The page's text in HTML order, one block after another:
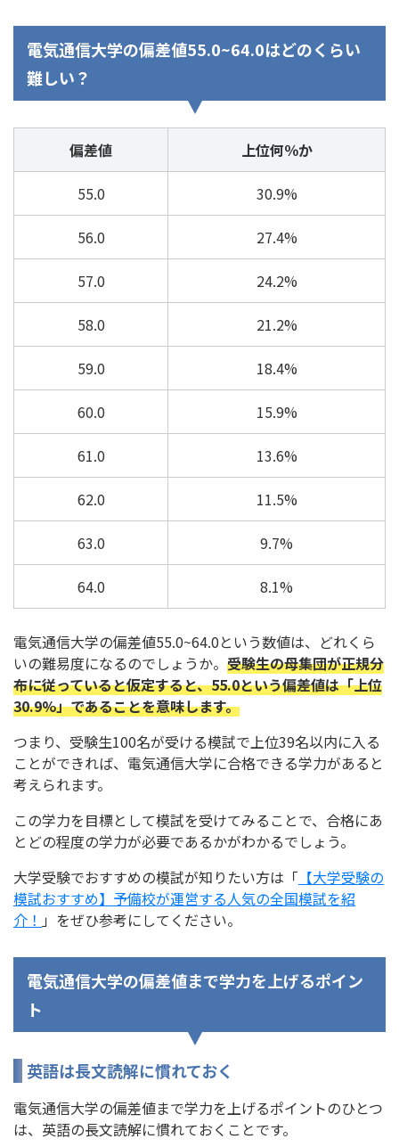
電気通信大学の偏差値55.0~64.0はどのくらい
難しい？
偏差値 上位何％か
55.0 30.9%
56.0 27.4%
57.0 24.2%
58.0 21.2%
59.0 18.4%
60.0 15.9%
61.0 13.6%
62.0 11.5%
63.0 9.7%
64.0 8.1%
電気通信大学の偏差値55.0~64.0という数値は、どれくら
いの難易度になるのでしょうか。 受験生の母集団が正規分
布に従っていると仮定すると、55.0という偏差値は「上位
30.9%」であることを意味します。
つまり、受験生100名が受ける模試で上位39名以内に入る
ことができれば、電気通信大学に合格できる学力があると
考えられます。
この学力を目標として模試を受けてみることで、合格にあ
とどの程度の学力が必要であるかがわかるでしょう。
大学受験でおすすめの模試が知りたい方は「 【大学受験の
模試おすすめ】予備校が運営する人気の全国模試を紹
介！ 」をぜひ参考にしてください。
電気通信大学の偏差値まで学力を上げるポイン
ト
英語は長文読解に慣れておく
電気通信大学の偏差値まで学力を上げるポイントのひとつ
は、英語の長文読解に慣れておくことです。